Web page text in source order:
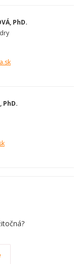
PhD.
PhD.